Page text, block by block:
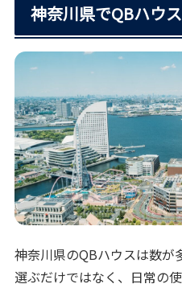
神奈川県でQBハウ
神奈川県のQBハウスは数が
選ぶだけではなく、日常の